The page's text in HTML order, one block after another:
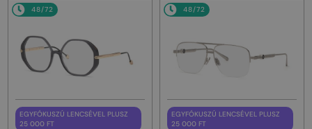
48/72
EGYFÓKUSZÚ LENCSÉVEL PLUSZ
25 000 FT
48/72
EGYFÓKUSZÚ LENCSÉVEL PLUSZ
25 000 FT